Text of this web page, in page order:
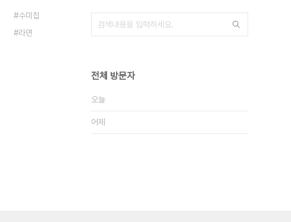
수미칩
라면
전체 방문자
오늘
어제